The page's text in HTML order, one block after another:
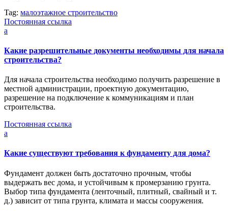
Tag: малоэтажное строительство
Постоянная ссылка
a
Какие разрешительные документы необходимы для начала
строительства?
Для начала строительства необходимо получить разрешение в
местной администрации, проектную документацию,
разрешение на подключение к коммуникациям и план
строительства.
Постоянная ссылка
a
Какие существуют требования к фундаменту для дома?
Фундамент должен быть достаточно прочным, чтобы
выдержать вес дома, и устойчивым к промерзанию грунта.
Выбор типа фундамента (ленточный, плитный, свайный и т.
д.) зависит от типа грунта, климата и массы сооружения.